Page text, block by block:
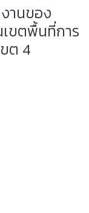
านของ
ขตพื้นที่การ
ต 4